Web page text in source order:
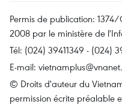
Permis de publication: 1374/
2008 par le ministère de
Tél: (024) 39411349 - (024)
E-mail:
© Droits d'auteur du
permission écrite préalable